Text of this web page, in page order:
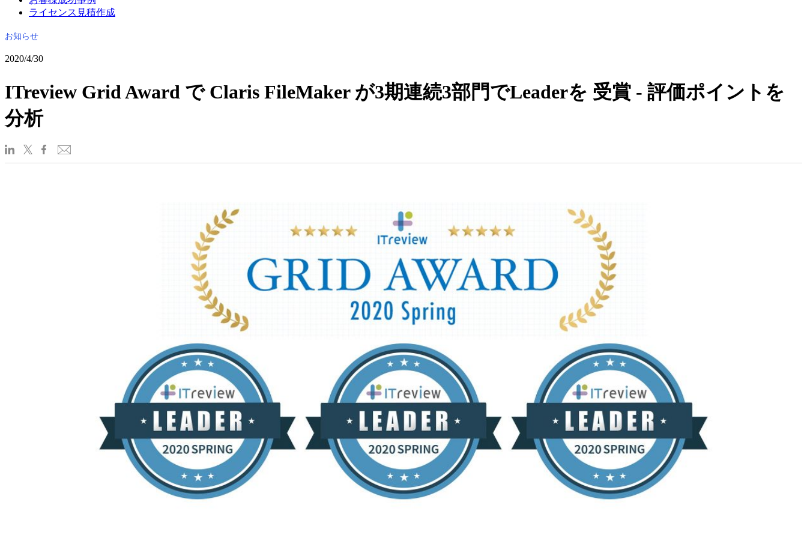
ライセンス見積作成
お知らせ
2020/4/30
ITreview Grid Award で Claris FileMaker が3期連続3部門でLeaderを 受賞 - 評価ポイントを
分析